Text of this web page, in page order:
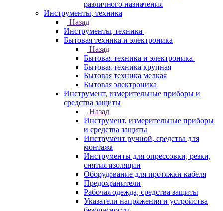
различного назначения
Инструменты, техника
Назад
Инструменты, техника
Бытовая техника и электроника
Назад
Бытовая техника и электроника
Бытовая техника крупная
Бытовая техника мелкая
Бытовая электроника
Инструмент, измерительные приборы и
средства защиты
Назад
Инструмент, измерительные приборы
и средства защиты
Инструмент ручной, средства для
монтажа
Инструменты для опрессовки, резки,
снятия изоляции
Оборудование для протяжки кабеля
Предохранители
Рабочая одежда, средства защиты
Указатели напряжения и устройства